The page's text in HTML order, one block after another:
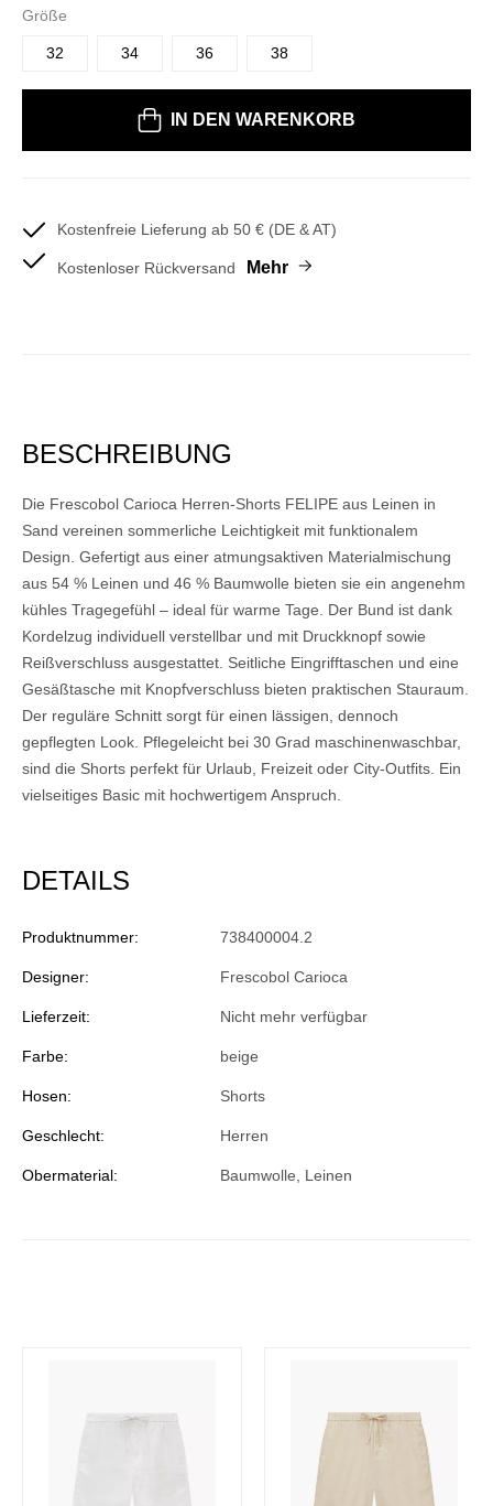
Größe
32 34 36 38
IN DEN WARENKORB
Kostenfreie Lieferung ab 50 € (DE & AT)
Kostenloser Rückversand Mehr
BESCHREIBUNG
Die Frescobol Carioca Herren-Shorts FELIPE aus Leinen in
Sand vereinen sommerliche Leichtigkeit mit funktionalem
Design. Gefertigt aus einer atmungsaktiven Materialmischung
aus 54 % Leinen und 46 % Baumwolle bieten sie ein angenehm
kühles Tragegefühl – ideal für warme Tage. Der Bund ist dank
Kordelzug individuell verstellbar und mit Druckknopf sowie
Reißverschluss ausgestattet. Seitliche Eingrifftaschen und eine
Gesäßtasche mit Knopfverschluss bieten praktischen Stauraum.
Der reguläre Schnitt sorgt für einen lässigen, dennoch
gepflegten Look. Pflegeleicht bei 30 Grad maschinenwaschbar,
sind die Shorts perfekt für Urlaub, Freizeit oder City-Outfits. Ein
vielseitiges Basic mit hochwertigem Anspruch.
DETAILS
Produktnummer: 738400004.2
Designer: Frescobol Carioca
Lieferzeit: Nicht mehr verfügbar
Farbe: beige
Hosen: Shorts
Geschlecht: Herren
Obermaterial: Baumwolle, Leinen